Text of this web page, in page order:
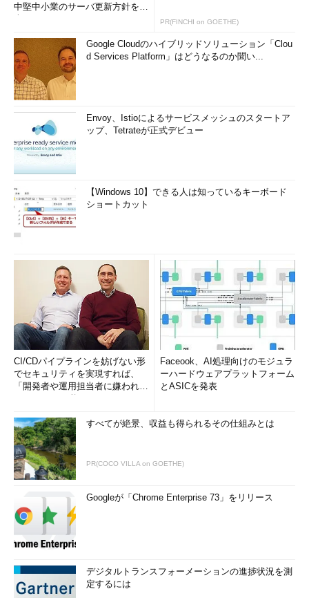
Androidで認証アプリによるDropboxの2段階認証を有効化
ログイン中のDropboxアカウントのパスワードを再
度入力する。
（7）
これをタップして次へ進む。
Androidで認証アプリによるDropboxの2段階認証を有効化
する（その5）
Androidで認証アプリによるDropboxの2段階認証を有効化
する（その6）
認証アプリのセットアップが完了するまで、［次へ］ボタン
はタップしないこと。
（10）このDropboxアカウントと認証アプリを関連付け
（11） 認証アプリあるいはそれをインストールした端末に
QRコードの読み取り機能がない場合は、これをタップして
中堅中小業のサーバ更新方針を調
PR(FINCHI on GOETHE)
Google Cloudのハイブリッドソリューション「Clou
d Services Platform」はどうなるのか聞い...
Envoy、Istioによるサービスメッシュのスタートア
ップ、Tetrateが正式デビュー
【Windows 10】できる人は知っているキーボード
ショートカット
CI/CDパイプラインを妨げない形
でセキュリティを実現すれば、
「開発者や運用担当者に嫌われな
Faceook、AI処理向けのモジュラ
ーハードウェアプラットフォーム
とASICを発表
すべてが絶景、収益も得られるその仕組みとは
PR(COCO VILLA on GOETHE)
Googleが「Chrome Enterprise 73」をリリース
デジタルトランスフォーメーションの進捗状況を測
定するには